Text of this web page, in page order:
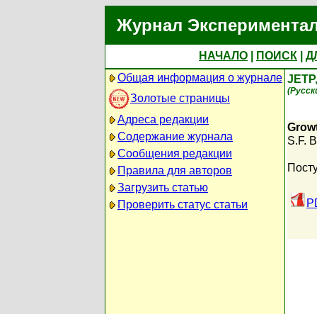
Журнал
НАЧАЛО ПОИСК
Общая информация о журнале
Золотые страницы
Адреса редакции
Содержание журнала
Сообщения редакции
Правила для авторов
Загрузить статью
Проверить статус статьи
S.F.